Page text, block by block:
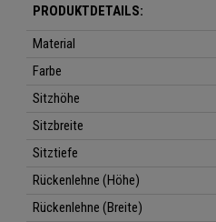
PRODUKTDETAILS:
Material
Farbe
Sitzhöhe
Sitzbreite
Sitztiefe
Rückenlehne (Höhe)
Rückenlehne (Breite)